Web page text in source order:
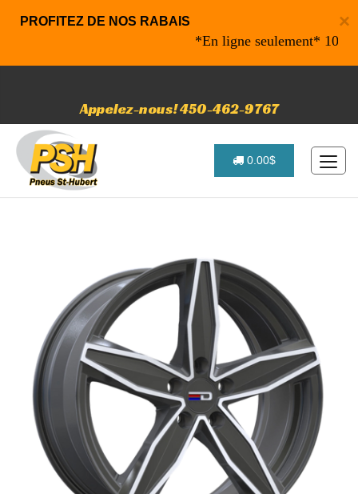
×
PROFITEZ DE NOS RABAIS
*En ligne seulement* 10% de
Appelez-nous! 450-462-9767
0.00$